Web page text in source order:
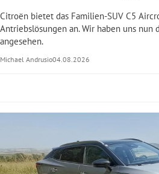
Untermenü
Untermenü
Untermenü
Citroën bietet das Familien-SUV C5
Antriebslösungen an. Wir haben uns nun
angesehen.
Michael Andrusio04.08.2026